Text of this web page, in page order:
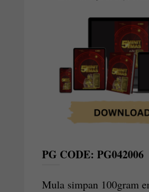
PG CODE: PG042006
Mula simpan 100gram